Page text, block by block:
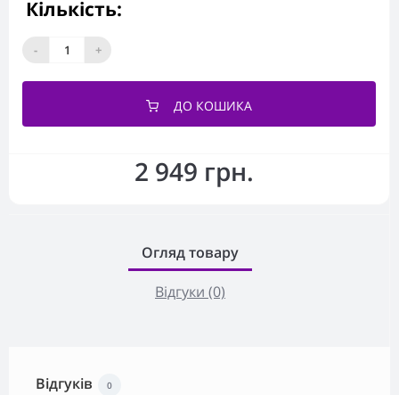
2 949 грн.
Кількість:
- +
ДО КОШИКА
Огляд товару
Відгуки (0)
Відгуків 0